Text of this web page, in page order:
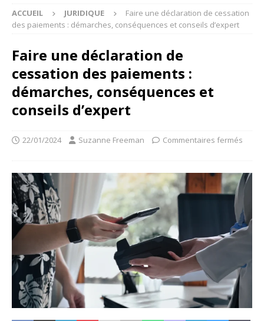
ACCUEIL JURIDIQUE
Faire une déclaration de cessation
des paiements : démarches, conséquences et conseils d’expert
Faire une déclaration de
cessation des paiements :
démarches, conséquences et
conseils d’expert
22/01/2024 Suzanne Freeman Commentaires fermés